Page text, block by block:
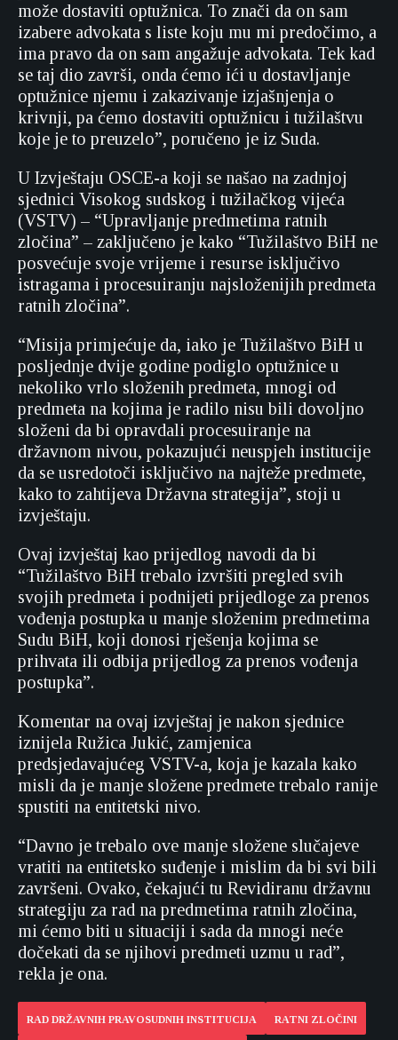
može dostaviti optužnica. To znači da on sam
izabere advokata s liste koju mu mi predočimo, a
ima pravo da on sam angažuje advokata. Tek kad
se taj dio završi, onda ćemo ići u dostavljanje
optužnice njemu i zakazivanje izjašnjenja o
krivnji, pa ćemo dostaviti optužnicu i tužilaštvu
koje je to preuzelo”, poručeno je iz Suda.
U Izvještaju OSCE-a koji se našao na zadnjoj
sjednici Visokog sudskog i tužilačkog vijeća
(VSTV) – “Upravljanje predmetima ratnih
zločina” – zaključeno je kako “Tužilaštvo BiH ne
posvećuje svoje vrijeme i resurse isključivo
istragama i procesuiranju najsloženijih predmeta
ratnih zločina”.
“Misija primjećuje da, iako je Tužilaštvo BiH u
posljednje dvije godine podiglo optužnice u
nekoliko vrlo složenih predmeta, mnogi od
predmeta na kojima je radilo nisu bili dovoljno
složeni da bi opravdali procesuiranje na
državnom nivou, pokazujući neuspjeh institucije
da se usredotoči isključivo na najteže predmete,
kako to zahtijeva Državna strategija”, stoji u
izvještaju.
Ovaj izvještaj kao prijedlog navodi da bi
“Tužilaštvo BiH trebalo izvršiti pregled svih
svojih predmeta i podnijeti prijedloge za prenos
vođenja postupka u manje složenim predmetima
Sudu BiH, koji donosi rješenja kojima se
prihvata ili odbija prijedlog za prenos vođenja
postupka”.
Komentar na ovaj izvještaj je nakon sjednice
iznijela Ružica Jukić, zamjenica
predsjedavajućeg VSTV-a, koja je kazala kako
misli da je manje složene predmete trebalo ranije
spustiti na entitetski nivo.
“Davno je trebalo ove manje složene slučajeve
vratiti na entitetsko suđenje i mislim da bi svi bili
završeni. Ovako, čekajući tu Revidiranu državnu
strategiju za rad na predmetima ratnih zločina,
mi ćemo biti u situaciji i sada da mnogi neće
dočekati da se njihovi predmeti uzmu u rad”,
rekla je ona.
RAD DRŽAVNIH PRAVOSUDNIH INSTITUCIJA RATNI ZLOČINI